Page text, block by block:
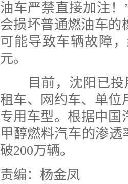
油车严禁直接加注
会损坏普通燃油车的
可能导致车辆故障
元。
目前，沈阳已投
租车、网约车、单位
专用车型。根据中国
甲醇燃料汽车的渗
破200万辆。
责编：杨金凤